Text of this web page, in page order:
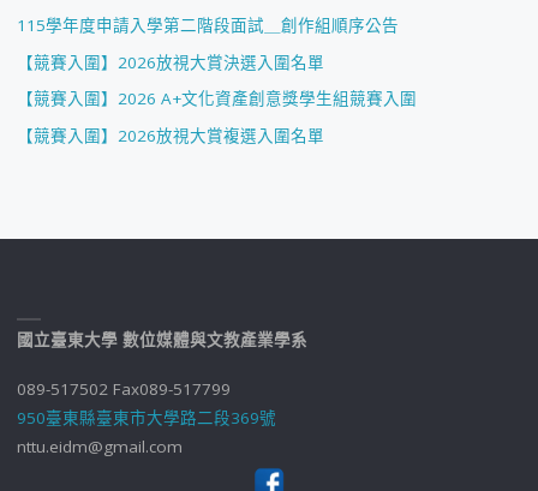
115學年度申請入學第二階段面試＿創作組順序公告
【競賽入圍】2026放視大賞決選入圍名單
【競賽入圍】2026 A+文化資產創意獎學生組競賽入圍
【競賽入圍】2026放視大賞複選入圍名單
國立臺東大學 數位媒體與文教產業學系
089-517502 Fax089-517799
950臺東縣臺東市大學路二段369號
nttu.eidm@gmail.com